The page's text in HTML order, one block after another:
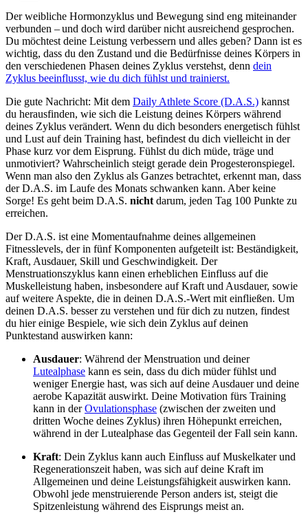
Der weibliche Hormonzyklus und Bewegung sind eng miteinander
verbunden – und doch wird darüber nicht ausreichend gesprochen.
Du möchtest deine Leistung verbessern und alles geben? Dann ist es
wichtig, dass du den Zustand und die Bedürfnisse deines Körpers in
den verschiedenen Phasen deines Zyklus verstehst, denn dein
Zyklus beeinflusst, wie du dich fühlst und trainierst.
Die gute Nachricht: Mit dem Daily Athlete Score (D.A.S.) kannst
du herausfinden, wie sich die Leistung deines Körpers während
deines Zyklus verändert. Wenn du dich besonders energetisch fühlst
und Lust auf dein Training hast, befindest du dich vielleicht in der
Phase kurz vor dem Eisprung. Fühlst du dich müde, träge und
unmotiviert? Wahrscheinlich steigt gerade dein Progesteronspiegel.
Wenn man also den Zyklus als Ganzes betrachtet, erkennt man, dass
der D.A.S. im Laufe des Monats schwanken kann. Aber keine
Sorge! Es geht beim D.A.S. nicht darum, jeden Tag 100 Punkte zu
erreichen.
Der D.A.S. ist eine Momentaufnahme deines allgemeinen
Fitnesslevels, der in fünf Komponenten aufgeteilt ist: Beständigkeit,
Kraft, Ausdauer, Skill und Geschwindigkeit. Der
Menstruationszyklus kann einen erheblichen Einfluss auf die
Muskelleistung haben, insbesondere auf Kraft und Ausdauer, sowie
auf weitere Aspekte, die in deinen D.A.S.-Wert mit einfließen. Um
deinen D.A.S. besser zu verstehen und für dich zu nutzen, findest
du hier einige Bespiele, wie sich dein Zyklus auf deinen
Punktestand auswirken kann:
Ausdauer: Während der Menstruation und deiner
Lutealphase kann es sein, dass du dich müder fühlst und
weniger Energie hast, was sich auf deine Ausdauer und deine
aerobe Kapazität auswirkt. Deine Motivation fürs Training
kann in derOvulationsphase (zwischen der zweiten und
dritten Woche deines Zyklus) ihren Höhepunkt erreichen,
während in der Lutealphase das Gegenteil der Fall sein kann.
Kraft: Dein Zyklus kann auch Einfluss auf Muskelkater und
Regenerationszeit haben, was sich auf deine Kraft im
Allgemeinen und deine Leistungsfähigkeit auswirken kann.
Obwohl jede menstruierende Person anders ist, steigt die
Spitzenleistung während des Eisprungs meist an.